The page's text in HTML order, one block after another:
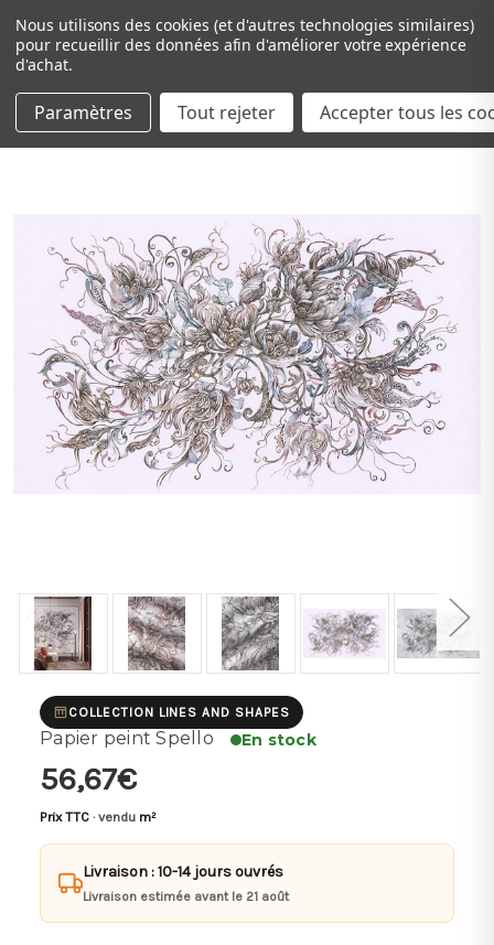
Passer au contenu principal
COLLECTION LINES AND SHAPES
Papier peint Spello En stock
56,67€
Prix TTC · vendu m²
Livraison : 10-14 jours ouvrés
Livraison estimée avant le 21 août
Nous utilisons des cookies (et d'autres technologies similaires)
pour recueillir des données afin d'améliorer votre expérience
d'achat.
Paramètres Tout rejeter Accepter tous les